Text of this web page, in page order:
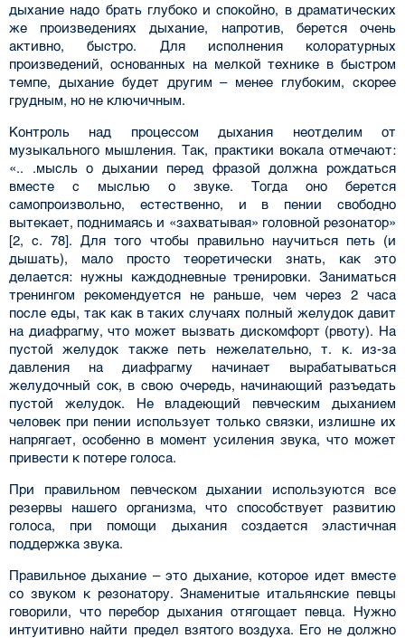
дыхание надо брать глубоко и спокойно, в драматических
же произведениях дыха­ние, напротив, берется очень
активно, быстро. Для исполнения колоратурных
произведений, основанных на мелкой технике в быстром
темпе, дыхание будет другим – менее глубоким, ско­рее
грудным, но не ключичным.
Контроль над процессом дыхания неотделим от
музыкального мышления. Так, практики вокала отмечают:
«.. .мысль о дыхании перед фразой должна рождаться
вместе с мыслью о зву­ке. Тогда оно берется
самопроизвольно, естественно, и в пении свободно
вытекает, поднима­ясь и «захватывая» головной резонатор»
[2, с. 78]. Для того чтобы правильно научиться петь (и
дышать), мало просто теоретически знать, как это
делается: нужны каждодневные трени­ровки. Заниматься
тренингом рекомендуется не раньше, чем через 2 часа
после еды, так как в таких случаях полный желудок давит
на диафрагму, что может вызвать дискомфорт (рвоту). На
пустой желудок также петь нежелательно, т. к. из-за
давления на диафрагму начинает выра­батываться
желудочный сок, в свою очередь, начинающий разъедать
пустой желудок. Не вла­деющий певческим дыханием
человек при пении использует только связки, излишне их
на­прягает, особенно в момент усиления звука, что может
привести к потере голоса.
При правильном певческом дыхании используются все
резервы нашего организма, что способствует развитию
голоса, при помощи дыхания создается эластичная
поддержка звука.
Правильное дыхание – это дыхание, которое идет вместе
со звуком к резонатору. Знаменитые итальянские певцы
говорили, что перебор дыхания отягощает певца. Нужно
интуитивно най­ти предел взятого воздуха. Его не должно